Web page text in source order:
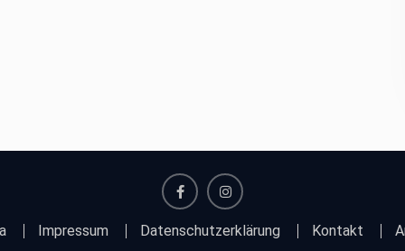
Impressum Datenschutzerklärung Kontakt